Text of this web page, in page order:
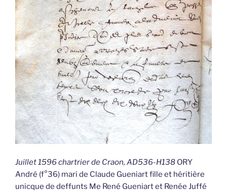
Juillet 1596 chartrier de Craon, AD536-H138 ORY
André (f°36) mari de Claude Gueniart fille et héritière
unicque de deffunts Me René Gueniart et Renée Juffé